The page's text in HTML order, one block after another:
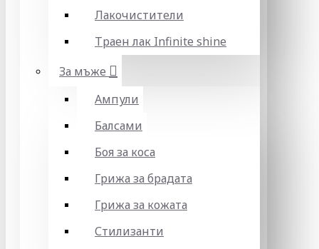
Лакочистители
Траен лак Infinite shine
За мъже
Ампули
Балсами
Боя за коса
Грижа за брадата
Грижа за кожата
Стилизанти